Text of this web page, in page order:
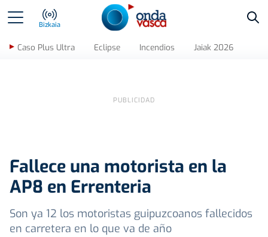
Bizkaia
Caso Plus Ultra Eclipse Incendios Jaiak 2026
Fallece una motorista en la
AP8 en Errenteria
Son ya 12 los motoristas guipuzcoanos fallecidos
en carretera en lo que va de año